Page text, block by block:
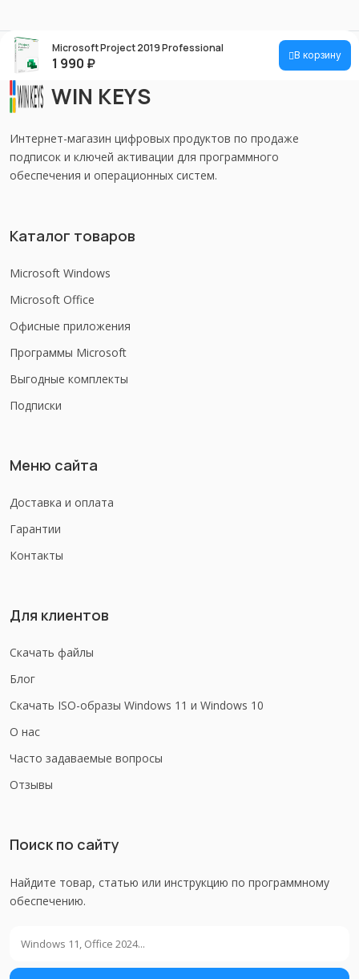
Microsoft Project 2019 Professional
1 990 ₽ В корзину
WIN KEYS
Интернет-магазин цифровых продуктов по продаже
подписок и ключей активации для программного
обеспечения и операционных систем.
Каталог товаров
Microsoft Windows
Microsoft Office
Офисные приложения
Программы Microsoft
Выгодные комплекты
Подписки
Меню сайта
Доставка и оплата
Гарантии
Контакты
Для клиентов
Скачать файлы
Блог
Скачать ISO-образы Windows 11 и Windows 10
О нас
Часто задаваемые вопросы
Отзывы
Поиск по сайту
Найдите товар, статью или инструкцию по программному
обеспечению.